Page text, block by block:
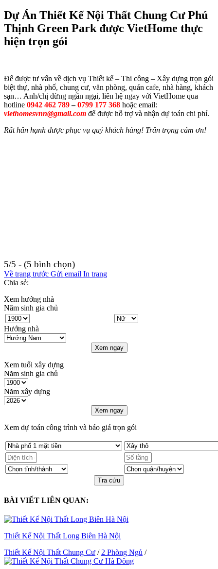
Dự Án Thiết Kế Nội Thất Chung Cư Phú
Thịnh Green Park được VietHome thực
hiện trọn gói
Để được tư vấn về dịch vụ Thiết kế – Thi công – Xây dựng trọn gói
biệt thự, nhà phố, chung cư, văn phòng, quán cafe, nhà hàng, khách
sạn… Anh/chị đừng ngần ngại, liên hệ ngay với VietHome qua
hotline 0942 462 789–0799 177 368 hoặc email:
viethomesvnn@gmail.com để được hỗ trợ và nhận dự toán chi phí.
Rất hân hạnh được phục vụ quý khách hàng! Trân trọng cám ơn!
5/5 - (5 bình chọn)
Về trang trước Gửi email In trang
Chia sẻ:
Xem hướng nhà
Năm sinh gia chủ
Hướng nhà
Xem ngay
Xem tuổi xây dựng
Năm sinh gia chủ
Năm xây dựng
Xem ngay
Xem dự toán công trình và báo giá trọn gói
Tra cứu
BÀI VIẾT LIÊN QUAN:
Thiết Kế Nội Thất Long Biên Hà Nội
Thiết Kế Nội Thất Chung Cư / 2 Phòng Ngủ /